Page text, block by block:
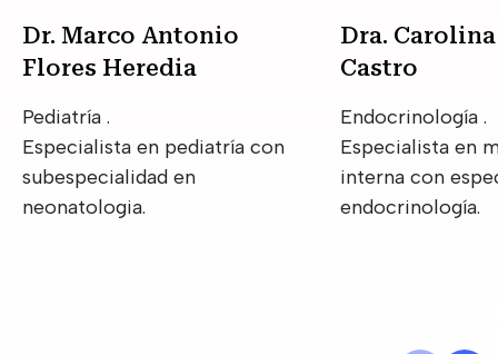
Dr. Marco Antonio
Flores Heredia
Pediatría .
Especialista en pediatría con
subespecialidad en
neonatologia.
Dra.
Castro
Endocrinología .
Especialista en
interna con
endocrinología.